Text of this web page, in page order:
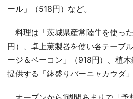
ール」（518円）など。
料理は「茨城県産常陸牛を使っ
円）、卓上薫製器を使い各テーブ
ージ＆ベーコン」（918円）、植
提供する「鉢盛りバーニャカウダ
オープンから1週間あまりで「予